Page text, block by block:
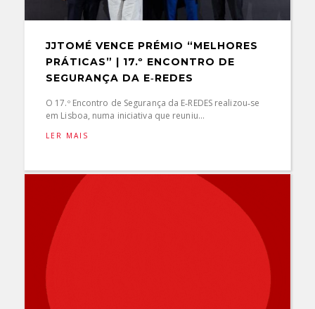
JJTOMÉ VENCE PRÉMIO “MELHORES
PRÁTICAS” | 17.º ENCONTRO DE
SEGURANÇA DA E‑REDES
O 17.º Encontro de Segurança da E‑REDES realizou‑se
em Lisboa, numa iniciativa que reuniu...
LER MAIS